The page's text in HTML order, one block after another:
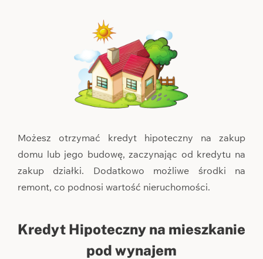
Możesz otrzymać kredyt hipoteczny na zakup
domu lub jego budowę, zaczynając od kredytu na
zakup działki. Dodatkowo możliwe środki na
remont, co podnosi wartość nieruchomości.
Kredyt Hipoteczny na mieszkanie
pod wynajem